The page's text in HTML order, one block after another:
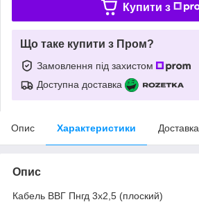
Купити з
Що таке купити з Пром?
Замовлення під захистом
Доступна доставка
Опис Характеристики Доставка
Опис
Кабель ВВГ Пнгд 3х2,5 (плоский)